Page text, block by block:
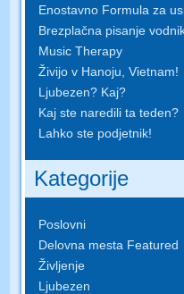
Enostavno Formula za
Brezplačna pisanje
Music Therapy
Živijo v Hanoju, Vietnam!
Ljubezen? Kaj?
Kaj ste naredili ta teden?
Lahko ste podjetnik!
Kategorije
Poslovni
Delovna mesta Featured
Življenje
Ljubezen